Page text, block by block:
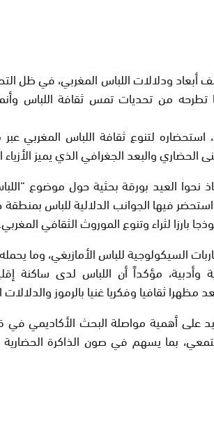
أبعاد ودلالات اللباس المغربي، في ظل
تطرحه من تحديات تمس ثقافة اللباس
لتنوع ثقافة اللباس المغربي
الحضاري والبعد الجغرافي الذي يميز الأزياء
نحوا العيد بورقة بحثية حول موضوع
فيها الجوانب الدلالية للباس
بارزا لثراء وتنوع الموروث الثقافي المغربي.
السيكولوجية للباس الأمازيغي، وما
وأدبية، مؤكداً أن اللباس لدى ساكنة
مظهرا ثقافيا وفكريا غنيا بالرموز والدلالات
على أهمية مواصلة البحث الأكاديمي في
بما يسهم في صون الذاكرة